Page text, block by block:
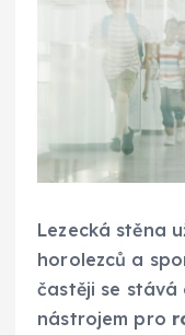
Lezecká stěna
horolezců a
častěji se stává
nástrojem pro